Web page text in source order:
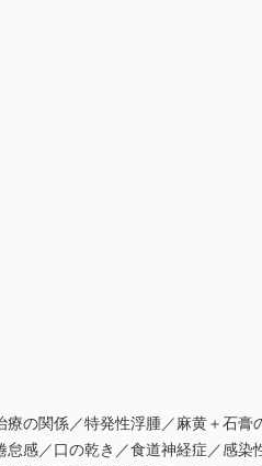
の関係／特発性浮腫／麻黄＋石
感／口の乾き／食道神経症／感